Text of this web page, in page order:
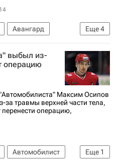
Еще4
Авангард
КХЛ 2025-2026
выбыл из-
операцию
"Автомобилиста" Максим Осипов
травмы верхней части тела,
перенести операцию,
Еще 1
Автомобилист